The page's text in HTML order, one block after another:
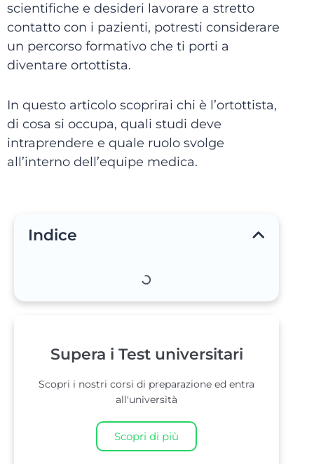
scientifiche e desideri lavorare a stretto
contatto con i pazienti, potresti considerare
un percorso formativo che ti porti a
diventare ortottista.
In questo articolo scoprirai chi è l’ortottista,
di cosa si occupa, quali studi deve
intraprendere e quale ruolo svolge
all’interno dell’equipe medica.
Indice
Supera i Test universitari
Scopri i nostri corsi di preparazione ed entra
all'università
Scopri di più